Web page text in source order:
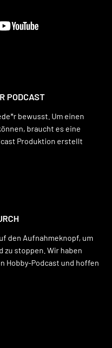
PODCAST
bewusst. Um einen
braucht es eine
Produktion erstellt
den Aufnahmeknopf, um
zu stoppen. Wir haben
Hobby-Podcast und hoffen